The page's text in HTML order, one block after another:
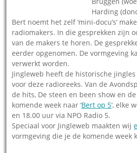
Harding
Bert noemt het zelf ‘mini-docu’s’
radiomakers. In die gesprekken zijn
van de makers te horen. De
eerder opgenomen. De vormgeving
verwerkt worden.
Jingleweb heeft de historische
voor deze radioreeks. Van de
de hits, De steen en been show en
komende week naar ‘Bert op 5‘, elke
en 18.00 uur via NPO Radio 5.
Speciaal voor Jingleweb maakten wij
vormgeving die je de komende week